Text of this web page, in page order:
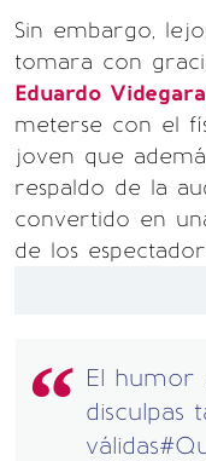
Sin embargo,
tomara con
Eduardo
meterse con el
joven que
respaldo de la
convertido en
de los
El humor
disculpas
válidas